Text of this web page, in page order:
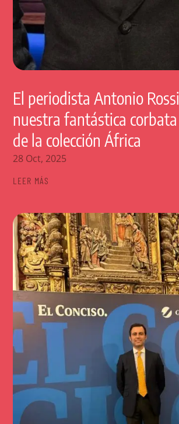
El periodista Antonio
nuestra fantástica corbata
de la colección África
28 Oct, 2025
LEER MÁS